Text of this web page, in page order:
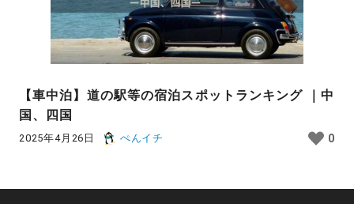
【車中泊】道の駅等の宿泊スポットランキング ｜中
国、四国
2025年4月26日 ぺんイチ 0